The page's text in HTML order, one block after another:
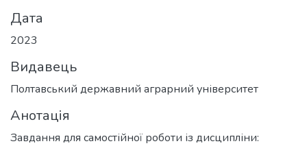
Дата
2023
Видавець
Полтавський державний аграрний університет
Анотація
Завдання для самостійної роботи із дисципліни: